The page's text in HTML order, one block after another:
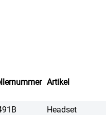
Artikel
Headset